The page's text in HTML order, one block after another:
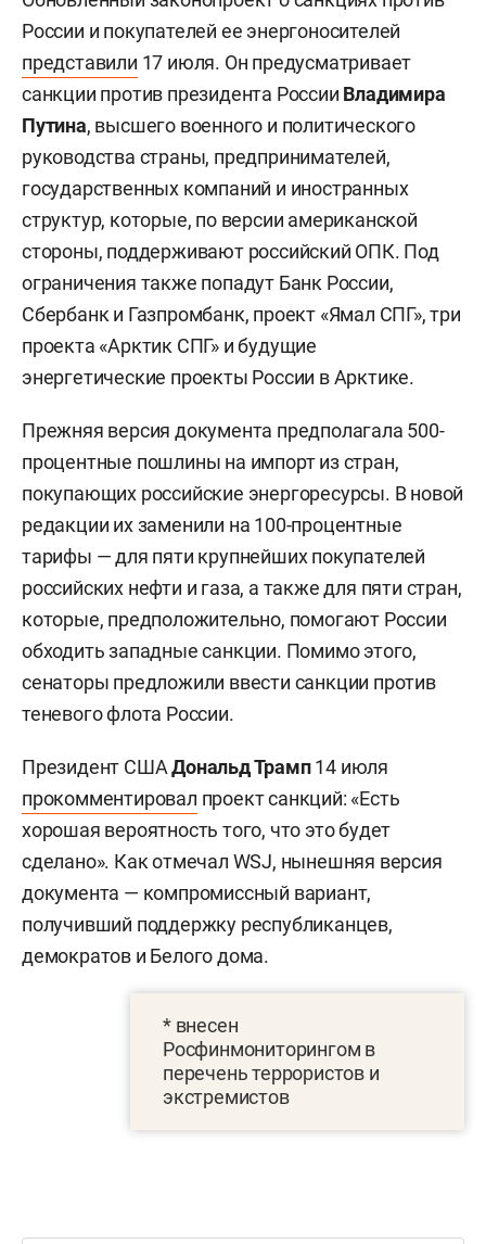
России и покупателей ее энергоносителей
представили 17 июля. Он предусматривает
санкции против президента России Владимира
Путина, высшего военного и политического
руководства страны, предпринимателей,
государственных компаний и иностранных
структур, которые, по версии американской
стороны, поддерживают российский ОПК. Под
ограничения также попадут Банк России,
Сбербанк и Газпромбанк, проект «Ямал СПГ», три
проекта «Арктик СПГ» и будущие
энергетические проекты России в Арктике.
Прежняя версия документа предполагала 500-
процентные пошлины на импорт из стран,
покупающих российские энергоресурсы. В новой
редакции их заменили на 100-процентные
тарифы — для пяти крупнейших покупателей
российских нефти и газа, а также для пяти стран,
которые, предположительно, помогают России
обходить западные санкции. Помимо этого,
сенаторы предложили ввести санкции против
теневого флота России.
Президент СШАДональд Трамп14 июля
прокомментировал проект санкций: «Есть
хорошая вероятность того, что это будет
сделано». Как отмечал WSJ, нынешняя версия
документа — компромиссный вариант,
получивший поддержку республиканцев,
демократов и Белого дома.
* внесен
Росфинмониторингом в
перечень террористов и
экстремистов